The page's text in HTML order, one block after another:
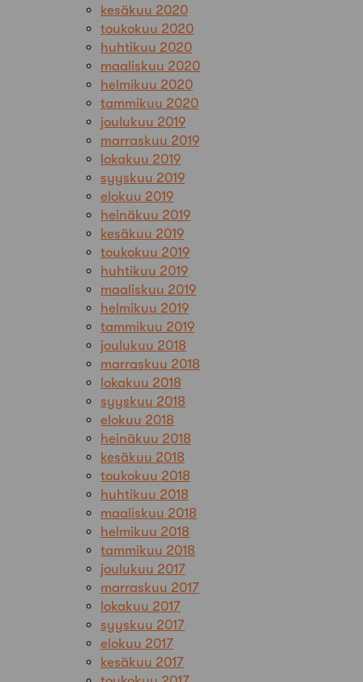
kesäkuu 2020
toukokuu 2020
huhtikuu 2020
maaliskuu 2020
helmikuu 2020
tammikuu 2020
joulukuu 2019
marraskuu 2019
lokakuu 2019
syyskuu 2019
elokuu 2019
heinäkuu 2019
kesäkuu 2019
toukokuu 2019
huhtikuu 2019
maaliskuu 2019
helmikuu 2019
tammikuu 2019
joulukuu 2018
marraskuu 2018
lokakuu 2018
syyskuu 2018
elokuu 2018
heinäkuu 2018
kesäkuu 2018
toukokuu 2018
huhtikuu 2018
maaliskuu 2018
helmikuu 2018
tammikuu 2018
joulukuu 2017
marraskuu 2017
lokakuu 2017
syyskuu 2017
elokuu 2017
kesäkuu 2017